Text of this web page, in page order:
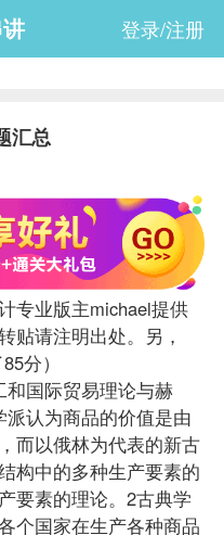
登录/注册
汇总
专业版主michael提供
贴请注明出处。另，
分）
国际贸易理论与赫
认为商品的价值是由
而以俄林为代表的新古
构中的多种生产要素的
要素的理论。2古典学
个国家在生产各种商品